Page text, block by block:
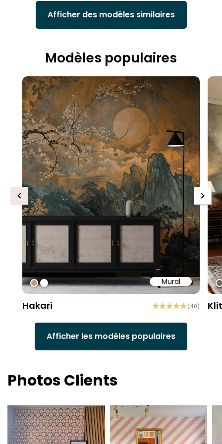
Afficher des modèles similaires
Modèles populaires
Mural
#bd9e7a
#ffffff
Hakari (40)
Previous Next
Afficher les modèles populaires
Photos Clients